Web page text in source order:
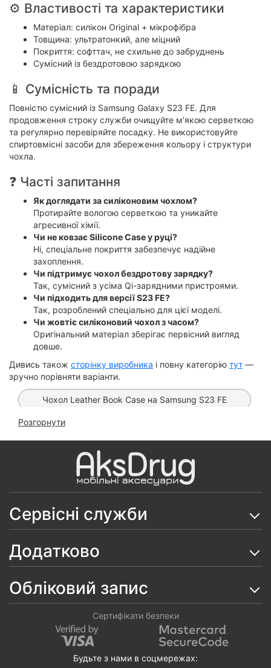
⚙️ Властивості та характеристики
Матеріал: силікон Original + мікрофібра
Товщина: ультратонкий, але міцний
Покриття: софттач, не схильне до забруднень
Сумісний із бездротовою зарядкою
📱 Сумісність та поради
Повністю сумісний із Samsung Galaxy S23 FE. Для
продовження строку служби очищуйте м'якою серветкою
та регулярно перевіряйте посадку. Не використовуйте
спиртовмісні засоби для збереження кольору і структури
чохла.
❓ Часті запитання
Як доглядати за силіконовим чохлом?
Протирайте вологою серветкою та уникайте
агресивної хімії.
Чи не ковзає Silicone Case у руці?
Ні, спеціальне покриття забезпечує надійне
захоплення.
Чи підтримує чохол бездротову зарядку?
Так, сумісний з усіма Qi-зарядними пристроями.
Чи підходить для версії S23 FE?
Так, розроблений спеціально для цієї моделі.
Чи жовтіє силіконовий чохол з часом?
Оригінальний матеріал зберігає первісний вигляд
довше.
Дивись також сторінку виробника і повну категорію тут —
зручно порівняти варіанти.
Чохол Leather Book Case на Samsung S23 FE
Чохол Bloom Matt MagSafe на Samsung S23 FE
Чохол Carbon Auto-Focus на Samsung Galaxy S23
Чохол Armor Ring Case на Samsung Galaxy S23 FE
Чохол Space TPU на Samsung Galaxy S23 FE
Скло SuperD ESD Mietubl на Samsung Galaxy S23
Чохол Carbon TPU на Samsung Galaxy S23 FE
Чохол Silicone Case MagSafe на Samsung Galaxy
Чохол Silicone Case на Samsung Galaxy S23 FE
Розгорнути
Сервісні служби
Додатково
Обліковий запис
Сертифікати безпеки
Будьте з нами в соцмережах: